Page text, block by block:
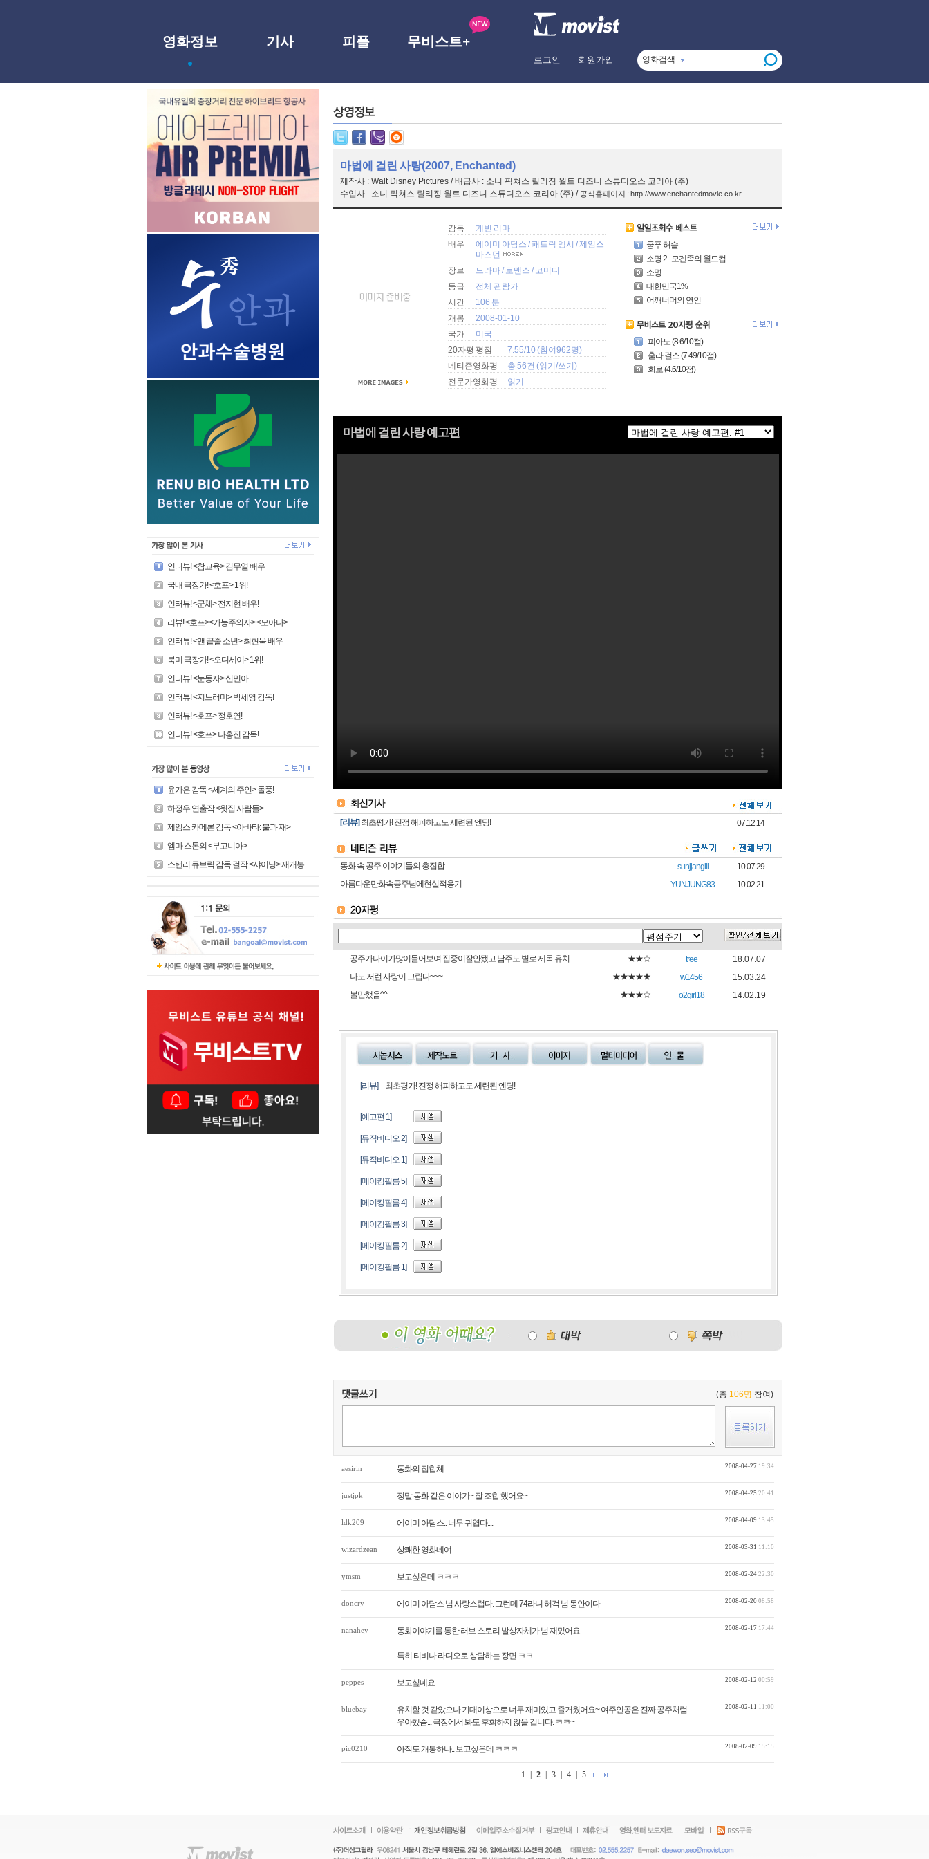
영화정보 기사 피플 무비스트+
로그인 회원가입 영화검색
인터뷰! <참교육> 김무열 배우
국내 극장가! <호프> 1위!
인터뷰! <군체> 전지현 배우!
리뷰! <호프><가능주의자> <모아나>
인터뷰! <맨 끝줄 소년> 최현욱 배우
북미 극장가! <오디세이> 1위!
인터뷰! <눈동자> 신민아
인터뷰! <지느러미> 박세영 감독!
인터뷰! <호프> 정호연!
인터뷰! <호프> 나홍진 감독!
윤가은 감독 <세계의 주인> 돌풍!
하정우 연출작 <윗집 사람들>
제임스 카메론 감독 <아바타: 불과 재>
엠마 스톤의 <부고니아>
스탠리 큐브릭 감독 걸작 <샤이닝> 재개봉!
마법에 걸린 사랑(2007, Enchanted)
제작사 : Walt Disney Pictures / 배급사 : 소니 픽쳐스 릴리징 월트 디즈니 스튜디오스 코리아 (주)
수입사 : 소니 픽쳐스 릴리징 월트 디즈니 스튜디오스 코리아 (주) /공식홈페이지 : http://www.enchantedmovie.co.kr
감독
케빈 리마
배우
에이미 아담스 /패트릭 뎀시 /제임스
마스던
장르
드라마/로맨스 /코미디
등급
전체 관람가
시간
106 분
개봉
2008-01-10
국가
미국
20자평 평점
7.55/10 (참여962명)
네티즌영화평
총 56건 (읽기 /쓰기 )
전문가영화평
읽기
쿵푸 허슬
소명 2 : 모겐족의 월드컵
소명
대한민국1%
어깨너머의 연인
피아노 (8.6/10점)
훌라 걸스 (7.49/10점)
회로 (4.6/10점)
마법에 걸린 사랑 예고편
[리뷰] 최초평가! 진정 해피하고도 세련된 엔딩! 07.12.14
동화 속 공주 이야기들의 총집합 sunjjangill
10.07.29
아름다운만화속공주님에현실적응기
YUNJUNG83 10.02.21
공주가나이가많이들어보여 집중이잘안됐고 남주도 별로 제목 유치 ★★☆ tree
18.07.07
나도 저런 사랑이 그립다~~~
★★★★★ w1456
15.03.24
볼만했음^^
★★★☆ o2girl18 14.02.19
[리뷰] 최초평가! 진정 해피하고도 세련된 엔딩!
[예고편 1]
[뮤직비디오 2]
[뮤직비디오 1]
[메이킹필름 5]
[메이킹필름 4]
[메이킹필름 3]
[메이킹필름 2]
[메이킹필름 1]
(총 106명 참여)
aesirin 동화의 집합체 2008-04-27 19:34
justjpk 정말 동화 같은 이야기~ 잘 조합 했어요~ 2008-04-25 20:41
ldk209 에이미 아담스.. 너무 귀엽다.... 2008-04-09 13:45
wizardzean 상쾌한 영화네여 2008-03-31 11:10
ymsm 보고싶은데 ㅋㅋㅋ 2008-02-24 22:30
doncry 에이미 아담스 넘 사랑스럽다. 그런데 74라니 허걱 넘 동안이다 2008-02-20 08:58
nanahey 동화이야기를 통한 러브 스토리 발상자체가 넘 재밌어요
특히 티비나 라디오로 상담하는 장면 ㅋㅋ
2008-02-17 17:44
peppes 보고싶네요 2008-02-12 00:59
bluebay
유치할 것 같았으나 기대이상으로 너무 재미있고 즐거웠어요~ 여주인공은 진짜 공주처럼
우아했슴... 극장에서 봐도 후회하지 않을 겁니다. ㅋㅋ~
2008-02-11 11:00
pic0210 아직도 개봉하나.. 보고싶은데 ㅋㅋㅋ 2008-02-09 15:15
1 2 3 4 5